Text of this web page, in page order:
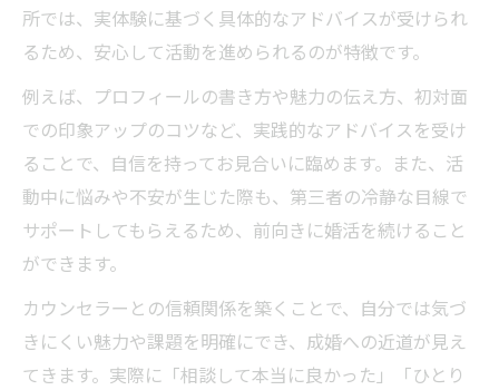
所では、実体験に基づく具体的なアドバイスが受けられ
るため、安心して活動を進められるのが特徴です。
例えば、プロフィールの書き方や魅力の伝え方、初対面
での印象アップのコツなど、実践的なアドバイスを受け
ることで、自信を持ってお見合いに臨めます。また、活
動中に悩みや不安が生じた際も、第三者の冷静な目線で
サポートしてもらえるため、前向きに婚活を続けること
ができます。
カウンセラーとの信頼関係を築くことで、自分では気づ
きにくい魅力や課題を明確にでき、成婚への近道が見え
てきます。実際に「相談して本当に良かった」「ひとり